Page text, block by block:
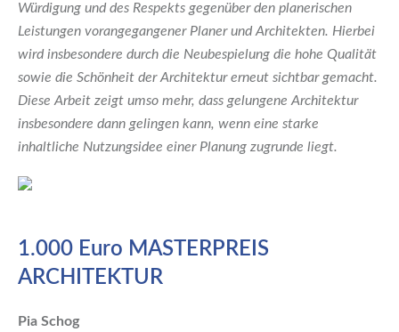
Würdigung und des Respekts gegenüber den planerischen
Leistungen vorangegangener Planer und Architekten. Hierbei
wird insbesondere durch die Neubespielung die hohe Qualität
sowie die Schönheit der Architektur erneut sichtbar gemacht.
Diese Arbeit zeigt umso mehr, dass gelungene Architektur
insbesondere dann gelingen kann, wenn eine starke
inhaltliche Nutzungsidee einer Planung zugrunde liegt.
1.000 Euro MASTERPREIS
ARCHITEKTUR
Pia Schog